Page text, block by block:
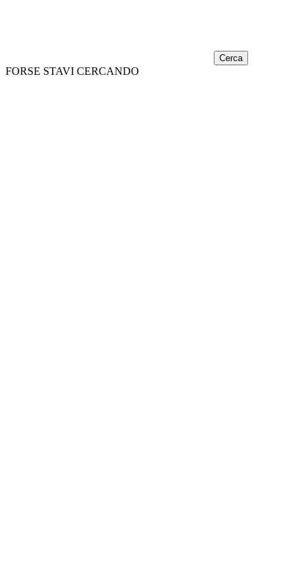
Cerca
FORSE STAVI CERCANDO